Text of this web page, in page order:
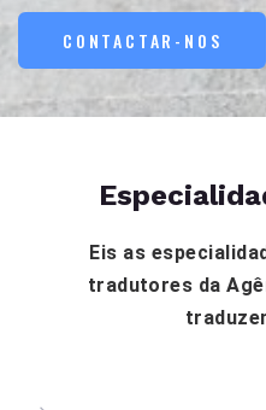
CONTACTAR-NOS
Eis as
tradutores da